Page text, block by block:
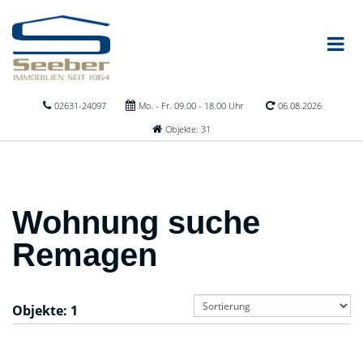
02631-24097 Mo. - Fr. 09.00 - 18.00 Uhr
06.08.2026
Objekte: 31
Wohnung suche
Remagen
Objekte: 1